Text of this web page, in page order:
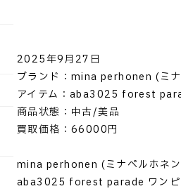
2025年9月27日
ブランド：mina perhonen (ミ
アイテム：aba3025 forest
商品状態：中古/美品
買取価格：66000円
mina perhonen (ミナペルホネ
aba3025 forest parade ワンピ